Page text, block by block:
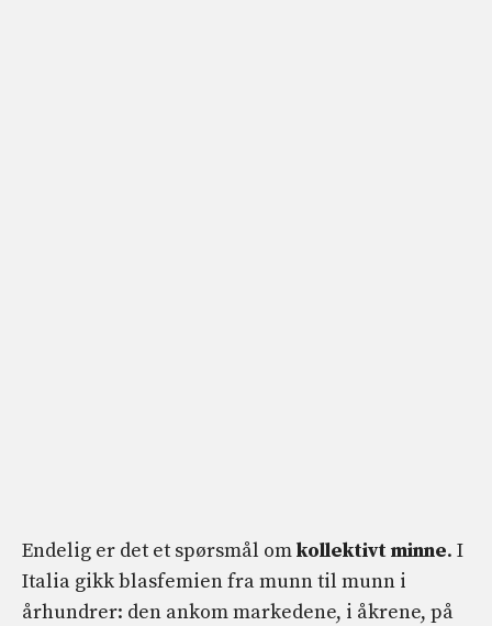
Endelig er det et spørsmål omkollektivt minne. I
Italia gikk blasfemien fra munn til munn i
århundrer: den ankom markedene, i åkrene, på